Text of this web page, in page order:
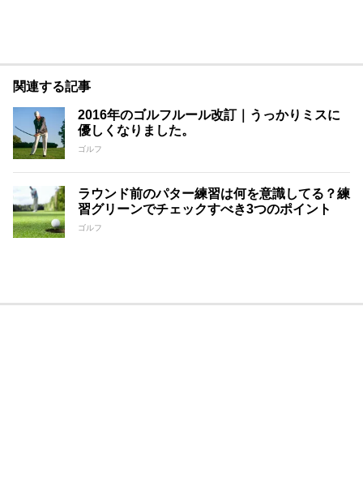
関連する記事
2016年のゴルフルール改訂｜うっかりミスに
優しくなりました。
ゴルフ
ラウンド前のパター練習は何を意識してる？練
習グリーンでチェックすべき3つのポイント
ゴルフ